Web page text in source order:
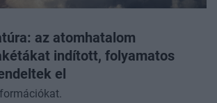
az atomhatalom
indított, folyamatos
el